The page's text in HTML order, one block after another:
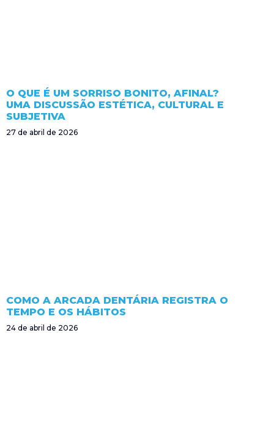
O QUE É UM SORRISO BONITO, AFINAL?
UMA DISCUSSÃO ESTÉTICA, CULTURAL E
SUBJETIVA
27 de abril de 2026
COMO A ARCADA DENTÁRIA REGISTRA O
TEMPO E OS HÁBITOS
24 de abril de 2026